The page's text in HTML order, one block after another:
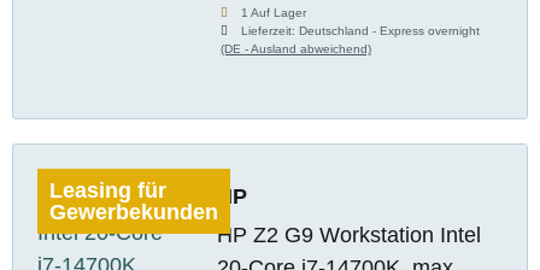
1 Auf Lager
Lieferzeit:Deutschland - Express overnight
(DE - Ausland abweichend)
Leasing für
Gewerbekunden
HP
HP Z2 G9 Workstation Intel